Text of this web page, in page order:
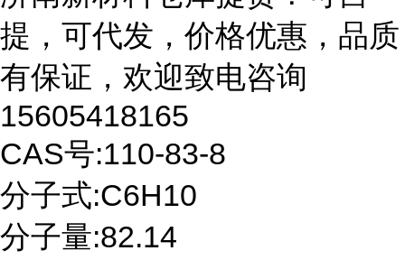
提，可代发，价格优惠，品质
有保证，欢迎致电咨询
15605418165
CAS号:110-83-8
分子式:C6H10
分子量:82.14